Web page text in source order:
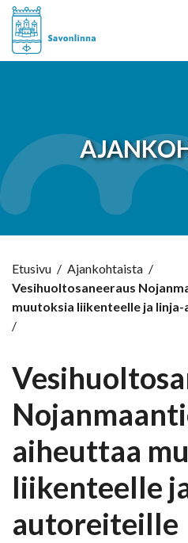
Etusivu / Ajankohtaista /
Vesihuoltosaneeraus
muutoksia liikenteelle ja
/
aiheuttaa
liikenteelle
autoreiteille